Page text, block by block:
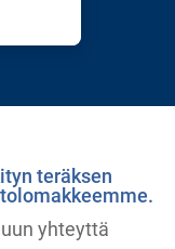
teräksen
yhteyttä